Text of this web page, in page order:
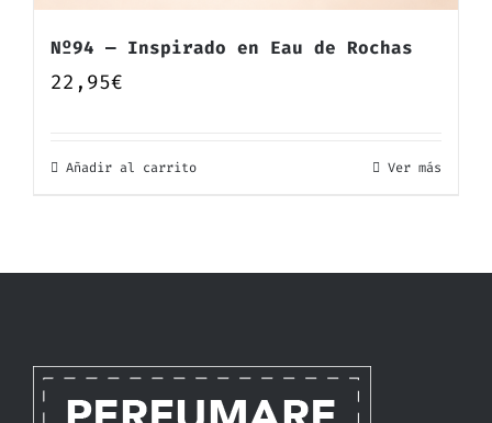
Nº94 — Inspirado en Eau de Rochas
22,95€
Añadir al carrito Ver más